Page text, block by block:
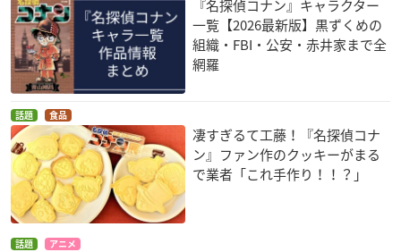
『名探偵コナン』キャラクター
一覧【2026最新版】黒ずくめの
組織・FBI・公安・赤井家まで全
網羅
話題 食品
凄すぎるて工藤！『名探偵コナ
ン』ファン作のクッキーがまる
で業者「これ手作り！！？」
話題 アニメ